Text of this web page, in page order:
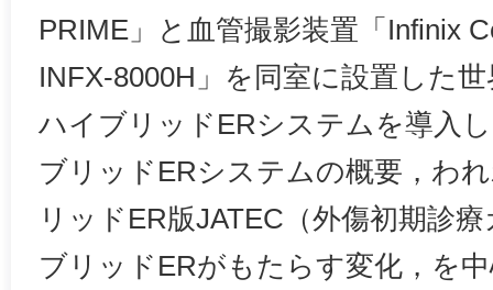
PRIME」と血管撮影装置「Infinix
INFX-8000H」を同室に設置した
ハイブリッドERシステムを導入
ブリッドERシステムの概要，わ
リッドER版JATEC（外傷初期診
ブリッドERがもたらす変化，を